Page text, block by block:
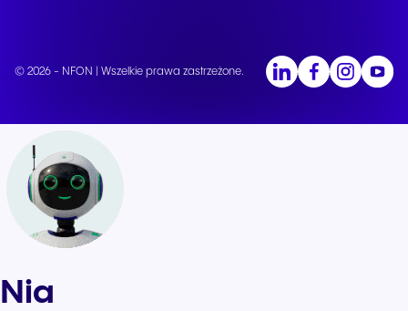
© 2026 - NFON | Wszelkie prawa zastrzeżone.